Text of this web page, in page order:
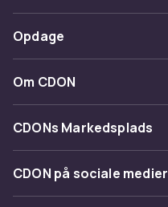
Spor pakke
Fortryd & returner her
Kontakt os
Betaling
Levering
Tilbagekaldelser
Opdage
Kategorier
Maerke
Om CDON
Om os
Kundeanmeldelser
Arbejd på CDON
CDONs Markedsplads
Merchant Help Center
CDON på sociale medier